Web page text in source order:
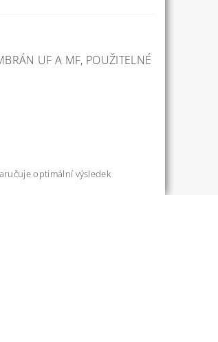
UF A MF, POUŽITELNÉ
optimální výsledek